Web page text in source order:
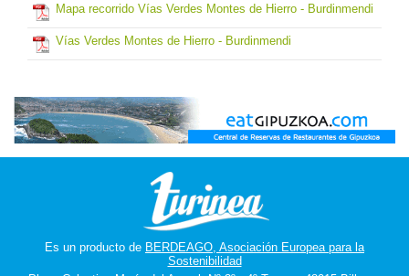
Mapa recorrido Vías Verdes Montes de Hierro - Burdinmendi
Vías Verdes Montes de Hierro - Burdinmendi
Es un producto de BERDEAGO, Asociación Europea para la
Sostenibilidad